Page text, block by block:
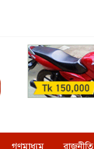
গণমাধ্যম রাজনীতি